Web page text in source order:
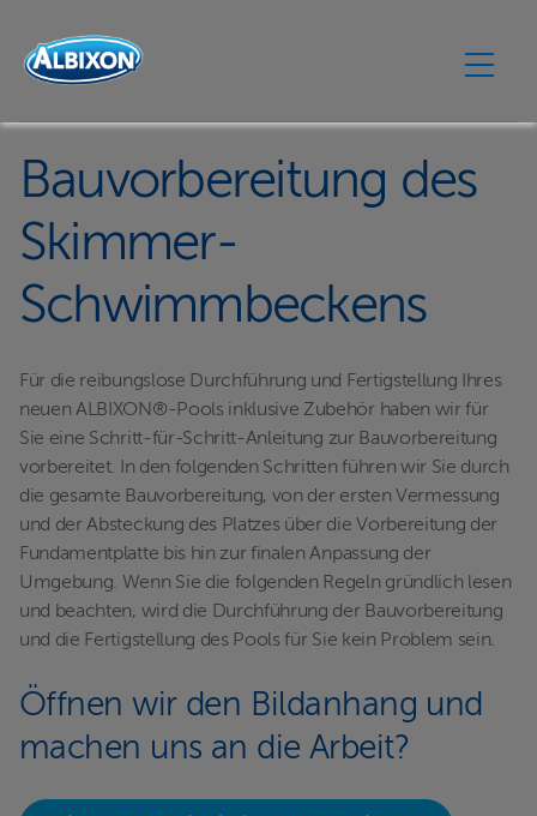
Bauvorbereitung des
Skimmer-
Schwimmbeckens
Für die reibungslose Durchführung und Fertigstellung Ihres
neuen ALBIXON®-Pools inklusive Zubehör haben wir für
Sie eine Schritt-für-Schritt-Anleitung zur Bauvorbereitung
vorbereitet. In den folgenden Schritten führen wir Sie durch
die gesamte Bauvorbereitung, von der ersten Vermessung
und der Absteckung des Platzes über die Vorbereitung der
Fundamentplatte bis hin zur finalen Anpassung der
Umgebung. Wenn Sie die folgenden Regeln gründlich lesen
und beachten, wird die Durchführung der Bauvorbereitung
und die Fertigstellung des Pools für Sie kein Problem sein.
Öffnen wir den Bildanhang und
machen uns an die Arbeit?